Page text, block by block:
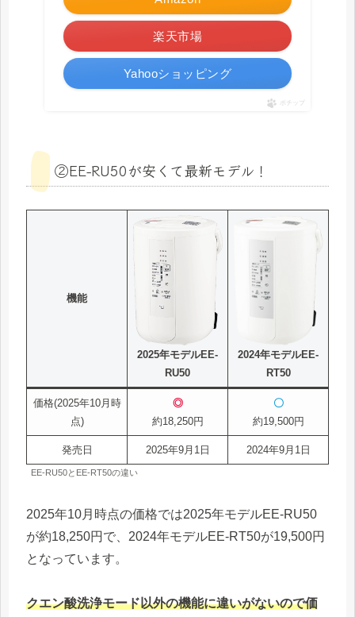
楽天市場
Yahooショッピング
ポチップ
②EE-RU50が安くて最新モデル！
機能
2025年モデルEE-
RU50
2024年モデルEE-
RT50
価格(2025年10月時
点)
◎
約18,250円
〇
約19,500円
発売日 2025年9月1日 2024年9月1日
EE-RU50とEE-RT50の違い
2025年10月時点の価格では2025年モデルEE-RU50
が約18,250円で、2024年モデルEE-RT50が19,500円
となっています。
クエン酸洗浄モード以外の機能に違いがないので価